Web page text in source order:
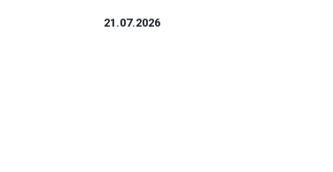
21.07.2026